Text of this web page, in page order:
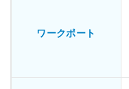
ワークポート